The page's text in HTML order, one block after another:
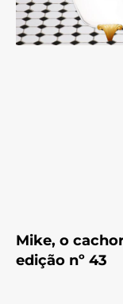
Mike, o
edição nº 43